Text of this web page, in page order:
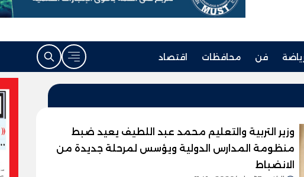
فن محافظات اقتصاد
وزير التربية والتعليم محمد عبد اللطيف يعيد ضبط
منظومة المدارس الدولية ويؤسس لمرحلة جديدة من
الانضباط